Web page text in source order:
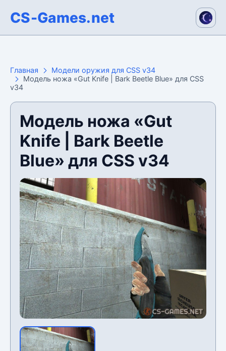
CS-Games.net
Главная
Модели оружия для CSS v34
Модель ножа «Gut Knife | Bark Beetle Blue» для CSS
v34
Модель ножа «Gut
Knife | Bark Beetle
Blue» для CSS v34